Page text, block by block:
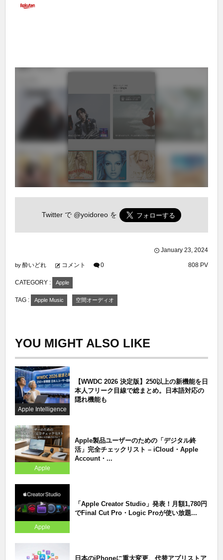
Twitter で @yoidoreo を
January 23, 2024
by 酔いどれ コメント 0 808 PV
CATEGORY : Apple
TAG : Apple Music 空間オーディオ
YOU MIGHT ALSO LIKE
Apple Intelligence
【WWDC 2026 決定版】250以上の新機能を日
本人フリーク目線で総まとめ。日本語対応の
隠れ機能も
Apple
Apple製品ユーザーのための「デジタル終
活」完全チェックリスト – iCloud・Apple
Account・...
Apple
「Apple Creator Studio」発表！月額1,780円
でFinal Cut Pro・Logic Proが使い放題...
日本のiPhoneに重大変更、代替アプリストア